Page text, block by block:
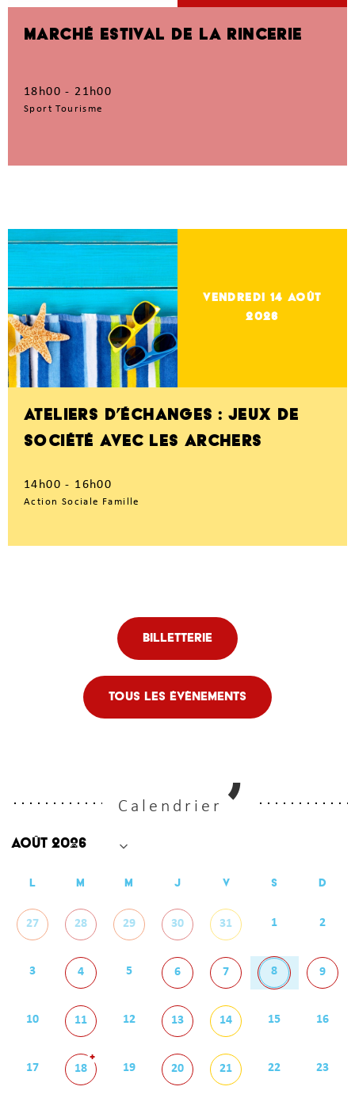
MARCHÉ ESTIVAL DE LA RINCERIE
18h00 - 21h00
Sport Tourisme
vendredi 14Août
2026
ATELIERS D’ÉCHANGES : JEUX DE
SOCIÉTÉ AVEC LES ARCHERS
14h00 - 16h00
Action Sociale Famille
Billetterie
Tous les évènements
Calendrier
L M M J V S D
27 28 29 30 31 1 2
3 4 5 6 7 8 9
10 11 12 13 14 15 16
17 18
+
19 20 21 22 23